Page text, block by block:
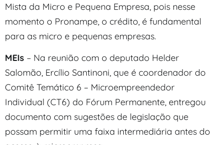
Mista da Micro e Pequena Empresa, pois nesse
momento o Pronampe, o crédito, é fundamental
para as micro e pequenas empresas.
MEIs – Na reunião com o deputado Helder
Salomão, Ercílio Santinoni, que é coordenador do
Comitê Temático 6 – Microempreendedor
Individual (CT6) do Fórum Permanente, entregou
documento com sugestões de legislação que
possam permitir uma faixa intermediária antes do